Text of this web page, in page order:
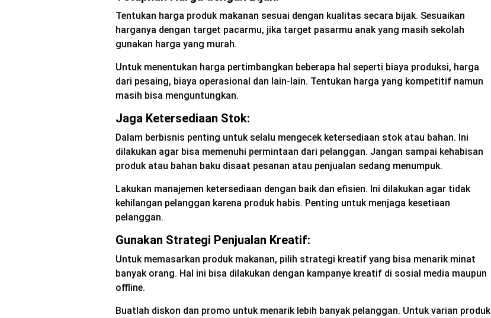
Tentukan harga produk makanan sesuai dengan kualitas secara bijak. Sesuaikan
harganya dengan target pacarmu, jika target pasarmu anak yang masih sekolah
gunakan harga yang murah.
Untuk menentukan harga pertimbangkan beberapa hal seperti biaya produksi, harga
dari pesaing, biaya operasional dan lain-lain. Tentukan harga yang kompetitif namun
masih bisa menguntungkan.
Jaga Ketersediaan Stok:
Dalam berbisnis penting untuk selalu mengecek ketersediaan stok atau bahan. Ini
dilakukan agar bisa memenuhi permintaan dari pelanggan. Jangan sampai kehabisan
produk atau bahan baku disaat pesanan atau penjualan sedang menumpuk.
Lakukan manajemen ketersediaan dengan baik dan efisien. Ini dilakukan agar tidak
kehilangan pelanggan karena produk habis. Penting untuk menjaga kesetiaan
pelanggan.
Gunakan Strategi Penjualan Kreatif:
Untuk memasarkan produk makanan, pilih strategi kreatif yang bisa menarik minat
banyak orang. Hal ini bisa dilakukan dengan kampanye kreatif di sosial media maupun
offline.
Buatlah diskon dan promo untuk menarik lebih banyak pelanggan. Untuk varian produk